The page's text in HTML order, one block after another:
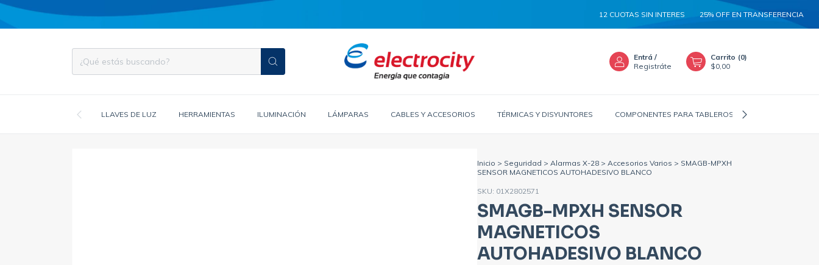
12 CUOTAS SIN INTERES 25% OFF EN TRANSFERENCIA 5%
Entrá /
Registráte
Carrito (0)
$0,00
LLAVES DE LUZ HERRAMIENTAS ILUMINACIÓN LÁMPARAS CABLES Y ACCESORIOS TÉRMICAS Y DISYUNTORES COMPONENTES PARA TABLEROS
Inicio > Seguridad > Alarmas X-28 > Accesorios Varios > SMAGB-MPXH
SENSOR MAGNETICOS AUTOHADESIVO BLANCO
SKU: 01X2802571
SMAGB-MPXH SENSOR
MAGNETICOS
AUTOHADESIVO BLANCO